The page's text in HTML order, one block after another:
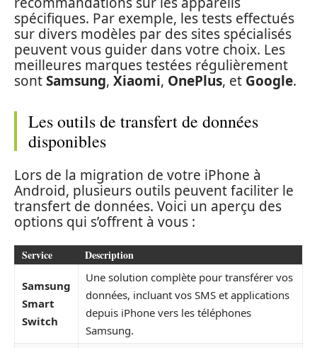
spécifiques. Par exemple, les tests effectués
sur divers modèles par des sites spécialisés
peuvent vous guider dans votre choix. Les
meilleures marques testées régulièrement
sontSamsung, Xiaomi, OnePlus, et Google.
Les outils de transfert de données
disponibles
Lors de la migration de votre iPhone à
Android, plusieurs outils peuvent faciliter le
transfert de données. Voici un aperçu des
options qui s’offrent à vous :
Service Description
Samsung
Smart
Switch
Une solution complète pour transférer vos
données, incluant vos SMS et applications
depuis iPhone vers les téléphones
Samsung.